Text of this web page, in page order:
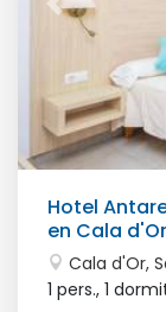
Hotel
en Cala
Cala d'Or,
1 pers., 1